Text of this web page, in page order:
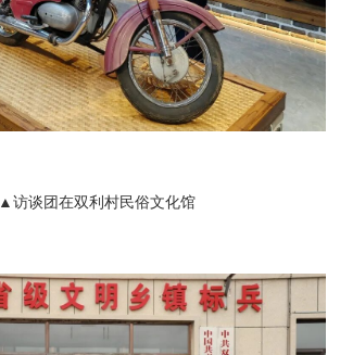
▲访谈团在双利村民俗文化馆